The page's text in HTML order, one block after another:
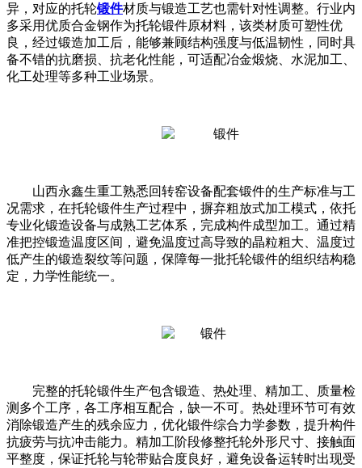
异，对应的托轮锻件材质与锻造工艺也需针对性调整。行业内
多采用优质合金钢作为托轮锻件原材料，该类材质可塑性优
良，经过锻造加工后，能够兼顾结构强度与低温韧性，同时具
备不错的抗磨损、抗老化性能，可适配冶金煅烧、水泥加工、
化工处理等多种工业场景。
山西永鑫生重工熟悉回转窑设备配套锻件的生产标准与工
况需求，在托轮锻件生产过程中，摒弃粗放式加工模式，依托
专业化锻造设备与成熟工艺体系，完成构件成型加工。通过精
准把控锻造温度区间，避免温度过高导致的晶粒粗大、温度过
低产生的锻造裂纹等问题，保障每一批托轮锻件的组织结构稳
定，力学性能统一。
完整的托轮锻件生产包含锻造、热处理、精加工、质量检
测多个工序，各工序相互配合，缺一不可。热处理环节可有效
消除锻造产生的残余应力，优化锻件综合力学参数，提升构件
抗疲劳与抗冲击能力。精加工阶段修整托轮外形尺寸、接触面
平整度，保证托轮与轮带贴合度良好，避免设备运转时出现受